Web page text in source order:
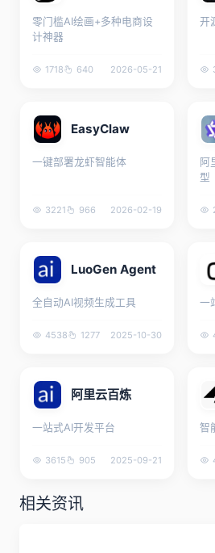
零门槛AI绘画+多种电商设
计神器
1718 640 2026-05-21
开
EasyClaw
一键部署龙虾智能体
3221 966 2026-02-19
阿
型
LuoGen Agent
全自动AI视频生成工具
4538 1277 2025-10-30
一
阿里云百炼
一站式AI开发平台
3615 905 2025-09-21
智
相关资讯